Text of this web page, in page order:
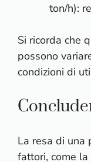
ton/h):
Si ricorda che
possono
condizioni di
La resa di una
fattori, come